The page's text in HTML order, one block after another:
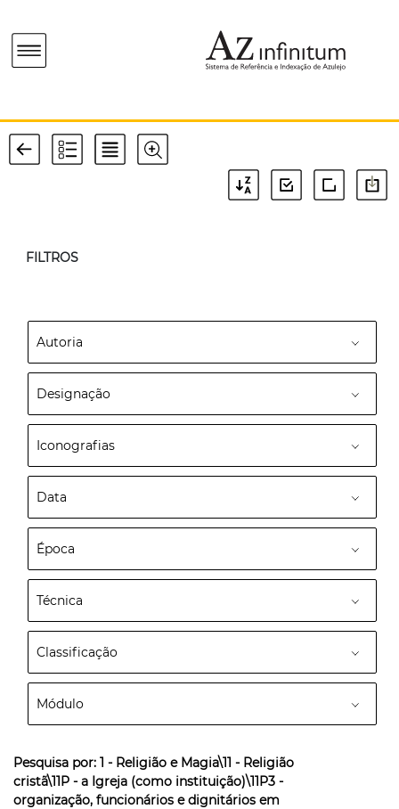
FILTROS
Autoria
Designação
Iconografias
Data
Época
Técnica
Classificação
Módulo
Pesquisa por: 1 - Religião e Magia\11 - Religião
cristã\11P - a Igreja (como instituição)\11P3 -
organização, funcionários e dignitários em